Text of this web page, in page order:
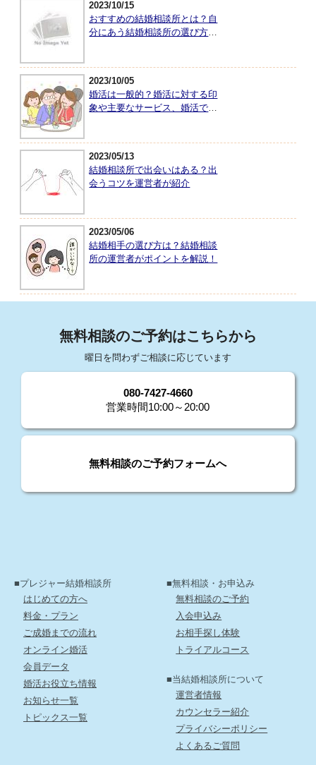
2023/10/15
おすすめの結婚相談所とは？自
分にあう結婚相談所の選び方を
2023/10/05
婚活は一般的？婚活に対する印
象や主要なサービス、婚活で大
2023/05/13
結婚相談所で出会いはある？出
会うコツを運営者が紹介
2023/05/06
結婚相手の選び方は？結婚相談
所の運営者がポイントを解説！
無料相談のご予約はこちらから
曜日を問わずご相談に応じています
080-7427-4660
営業時間10:00～20:00
無料相談のご予約フォームへ
■プレジャー結婚相談所
はじめての方へ
料金・プラン
ご成婚までの流れ
オンライン婚活
会員データ
婚活お役立ち情報
お知らせ一覧
トピックス一覧
■無料相談・お申込み
無料相談のご予約
入会申込み
お相手探し体験
トライアルコース
■当結婚相談所について
運営者情報
カウンセラー紹介
プライバシーポリシー
よくあるご質問